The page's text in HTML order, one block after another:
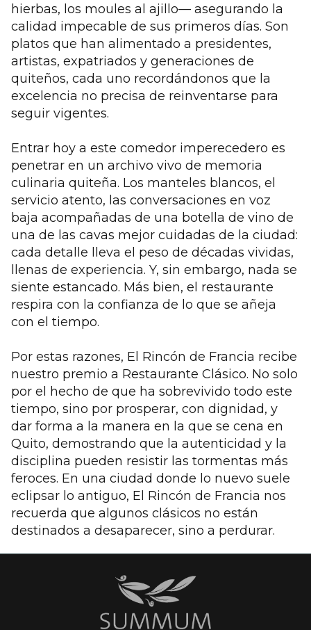
hierbas, los moules al ajillo— asegurando la
calidad impecable de sus primeros días. Son
platos que han alimentado a presidentes,
artistas, expatriados y generaciones de
quiteños, cada uno recordándonos que la
excelencia no precisa de reinventarse para
seguir vigentes.
Entrar hoy a este comedor imperecedero es
penetrar en un archivo vivo de memoria
culinaria quiteña. Los manteles blancos, el
servicio atento, las conversaciones en voz
baja acompañadas de una botella de vino de
una de las cavas mejor cuidadas de la ciudad:
cada detalle lleva el peso de décadas vividas,
llenas de experiencia. Y, sin embargo, nada se
siente estancado. Más bien, el restaurante
respira con la confianza de lo que se añeja
con el tiempo.
Por estas razones, El Rincón de Francia recibe
nuestro premio a Restaurante Clásico. No solo
por el hecho de que ha sobrevivido todo este
tiempo, sino por prosperar, con dignidad, y
dar forma a la manera en la que se cena en
Quito, demostrando que la autenticidad y la
disciplina pueden resistir las tormentas más
feroces. En una ciudad donde lo nuevo suele
eclipsar lo antiguo, El Rincón de Francia nos
recuerda que algunos clásicos no están
destinados a desaparecer, sino a perdurar.